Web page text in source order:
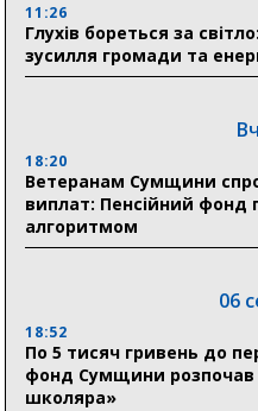
11:26
Глухів бореться за
зусилля громади та
18:20
Ветеранам Сумщини
виплат: Пенсійний
алгоритмом
06
18:52
По 5 тисяч гривень до
фонд Сумщини
школяра»